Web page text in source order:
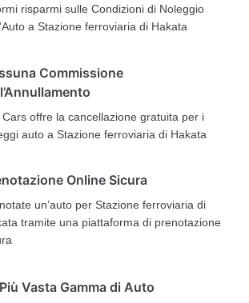
risparmi sulle Condizioni di Noleggio
a Stazione ferroviaria di Hakata
Commissione
Cars offre la cancellazione gratuita per i
auto a Stazione ferroviaria di Hakata
Online Sicura
un’auto per Stazione ferroviaria di
tramite una piattaforma di prenotazione
Vasta Gamma di Auto